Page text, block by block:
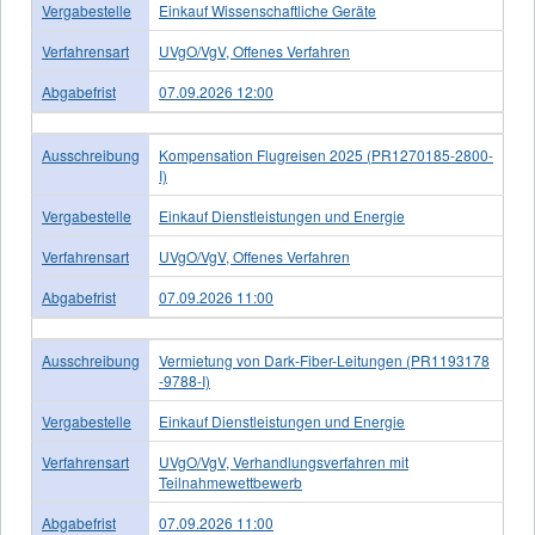
Vergabestelle
Einkauf Wissenschaftliche Geräte
Verfahrensart
UVgO/VgV, Offenes Verfahren
Abgabefrist
07.09.2026 12:00
Ausschreibung
Kompensation Flugreisen 2025 (PR1270185-2800-
I)
Vergabestelle
Einkauf Dienstleistungen und Energie
Verfahrensart
UVgO/VgV, Offenes Verfahren
Abgabefrist
07.09.2026 11:00
Ausschreibung
Vermietung von Dark-Fiber-Leitungen (PR1193178
-9788-I)
Vergabestelle
Einkauf Dienstleistungen und Energie
Verfahrensart
UVgO/VgV, Verhandlungsverfahren mit
Teilnahmewettbewerb
Abgabefrist
07.09.2026 11:00